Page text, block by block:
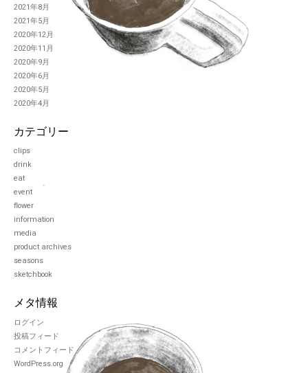
2021年8月
2021年5月
2020年12月
2020年11月
2020年9月
2020年6月
2020年5月
2020年4月
カテゴリー
clips
drink
eat
event
flower
information
media
product archives
seasons
sketchbook
メタ情報
ログイン
投稿フィード
コメントフィード
WordPress.org